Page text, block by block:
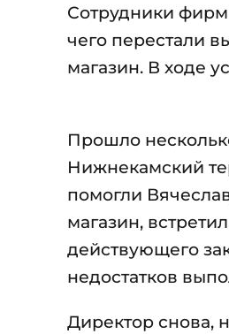
Сотрудники
чего перестали
магазин. В ходе
Прошло
Нижнекамский
помогли
магазин,
действующего
недостатков
Директор снова,